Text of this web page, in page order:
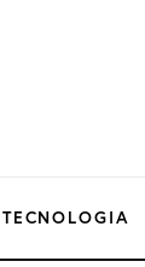
TECNOLOGIA